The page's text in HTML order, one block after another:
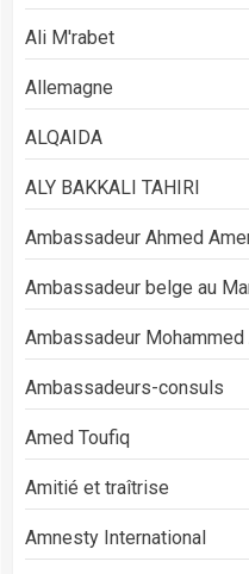
Ali M'rabet
Allemagne
ALQAIDA
ALY BAKKALI TAHIRI
Ambassadeur Ahmed
Ambassadeur belge au
Ambassadeur Mohammed
Ambassadeurs-consuls
Amed Toufiq
Amitié et traîtrise
Amnesty International